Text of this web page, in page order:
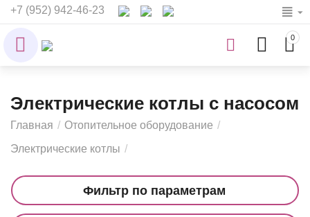
+7 (952) 942-46-23
0
Электрические котлы с насосом
Главная / Отопительное оборудование /
Электрические котлы /
Фильтр по параметрам